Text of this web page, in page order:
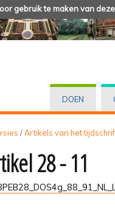
gebruik te maken van
DOEN
/Artikels van het
28 - 11